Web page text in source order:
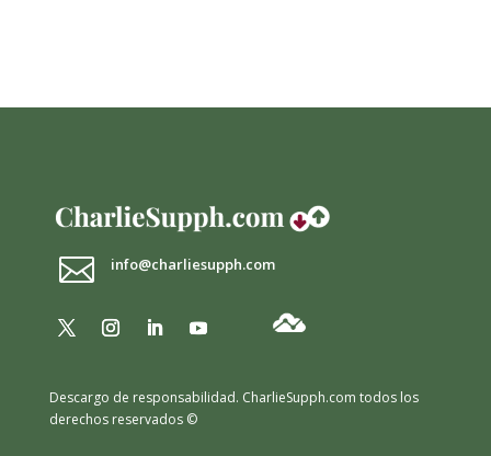
 info@charliesupph.com
Descargo de responsabilidad. CharlieSupph.com todos los
derechos reservados ©